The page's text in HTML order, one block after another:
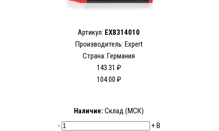
Артикул: EX8314010
Производитель: Expert
Страна: Германия
143.31 ₽
104.00 ₽
Наличие: Склад (МСК)
-
+В